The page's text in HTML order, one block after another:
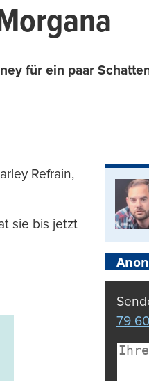
für ein paar
Refrain,
sie bis jetzt
79